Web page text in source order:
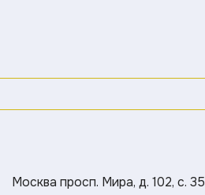
Москва просп. Мира, д. 102, с. 35